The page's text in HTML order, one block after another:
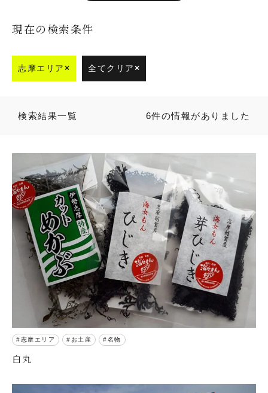
現在の検索条件
志摩エリア× 全てクリア×
検索結果一覧 6件の情報がありました
志摩エリア お土産 名物
白丸